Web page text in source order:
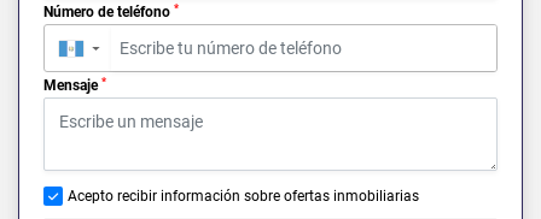
Número de teléfono *
▼
Mensaje *
Acepto recibir información sobre ofertas inmobiliarias